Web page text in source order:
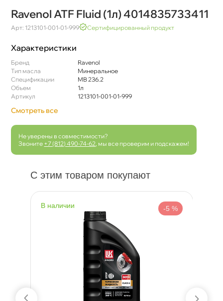
Ravenol ATF Fluid (1л) 4014835733411
Арт: 1213101-001-01-999 Сертифицированный продукт
Характеристики
Бренд
Ravenol
Тип масла
Минеральное
Спецификации
MB 236.2
Объем
1л
Артикул
1213101-001-01-999
Смотреть все
Не уверены в совместимости?
Звоните +7 (812) 490-74-62 , мы все проверим и подскажем!
С этим товаром покупают
наличии -5 %